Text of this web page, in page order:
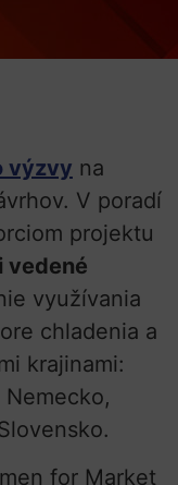
výzvy na
V poradí
projektu
vedené
využívania
chladenia a
krajinami:
for Market